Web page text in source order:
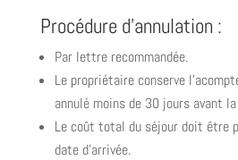
Procédure d’annulation :
Par lettre recommandée.
Le propriétaire conserve
annulé moins de 30 jours avant
Le coût total du séjour doit être
date d’arrivée.